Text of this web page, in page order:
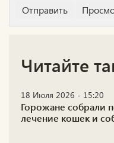
Читайте
18 Июля 2026 - 15:20
Горожане собрали
лечение кошек и